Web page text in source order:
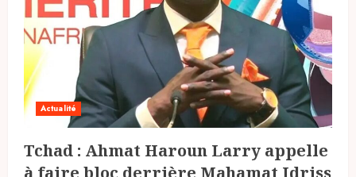
Actualité
Tchad : Ahmat Haroun Larry appelle
à faire bloc derrière Mahamat Idriss